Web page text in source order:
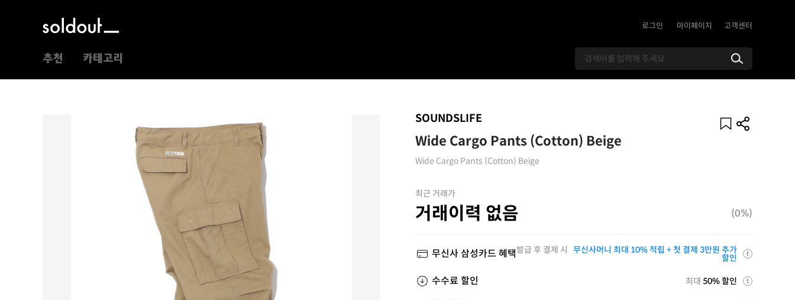
로그인 마이페이지 고객센터
추천 카테고리
SOUNDSLIFE
Wide Cargo Pants (Cotton) Beige
Wide Cargo Pants (Cotton) Beige
최근 거래가
거래이력 없음 (0%)
무신사 삼성카드 혜택발급 후 결제 시 무신사머니 최대 10% 적립 + 첫 결제 3만원 추가
할인
수수료 할인 최대 50% 할인